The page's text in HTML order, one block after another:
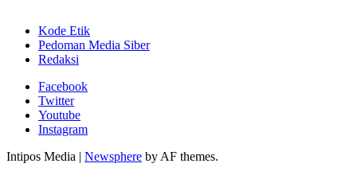
Kode Etik
Pedoman Media Siber
Redaksi
Facebook
Twitter
Youtube
Instagram
Intipos Media | Newsphere by AF themes.